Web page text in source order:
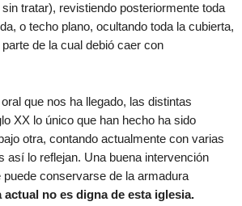
tratar), revistiendo posteriormente toda
o techo plano, ocultando toda la cubierta,
de la cual debió caer con
que nos ha llegado, las distintas
XX lo único que han hecho ha sido
otra, contando actualmente con varias
así lo reflejan. Una buena intervención
puede conservarse de la armadura
actual no es digna de esta iglesia.